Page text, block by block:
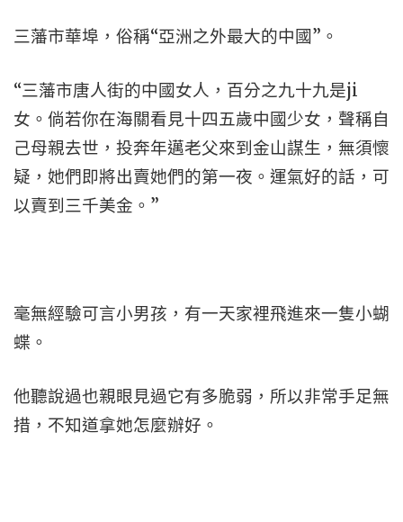
三藩市華埠，俗稱“亞洲之外最大的中國”。
“三藩市唐人街的中國女人，百分之九十九是ji
女。倘若你在海關看見十四五歲中國少女，聲稱自
己母親去世，投奔年邁老父來到金山謀生，無須懷
疑，她們即將出賣她們的第一夜。運氣好的話，可
以賣到三千美金。”
毫無經驗可言小男孩，有一天家裡飛進來一隻小蝴
蝶。
他聽說過也親眼見過它有多脆弱，所以非常手足無
措，不知道拿她怎麼辦好。